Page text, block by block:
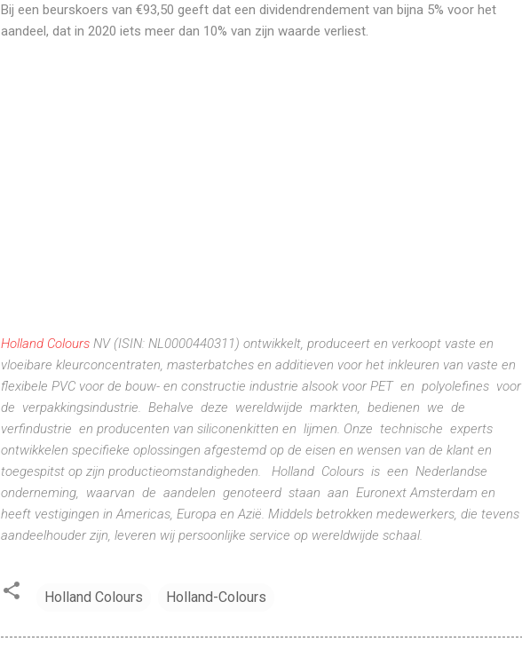
Bij een beurskoers van €93,50 geeft dat een dividendrendement van bijna 5% voor het
aandeel, dat in 2020 iets meer dan 10% van zijn waarde verliest.
Holland ColoursNV (ISIN: NL0000440311) ontwikkelt, produceert en verkoopt vaste en
vloeibare kleurconcentraten, masterbatches en additieven voor het inkleuren van vaste en
flexibele PVC voor de bouw- en constructie industrie alsook voor PET en polyolefines voor
de verpakkingsindustrie. Behalve deze wereldwijde markten, bedienen we de
verfindustrie en producenten van siliconenkitten en lijmen. Onze technische experts
ontwikkelen specifieke oplossingen afgestemd op de eisen en wensen van de klant en
toegespitst op zijn productieomstandigheden. Holland Colours is een Nederlandse
onderneming, waarvan de aandelen genoteerd staan aan Euronext Amsterdam en
heeft vestigingen in Americas, Europa en Azië. Middels betrokken medewerkers, die tevens
aandeelhouder zijn, leveren wij persoonlijke service op wereldwijde schaal.
Holland Colours Holland-Colours